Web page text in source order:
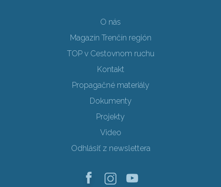
O nás
Magazín Trenčín región
TOP v Cestovnom ruchu
Kontakt
Propagačné materiály
Dokumenty
Projekty
Video
Odhlásiť z newslettera